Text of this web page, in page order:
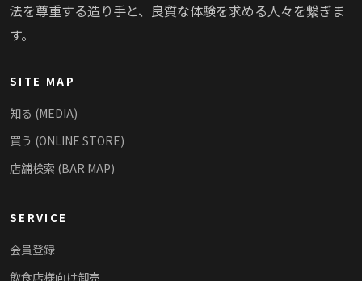
法を尊重する造り手と、良質な体験を求める人々を繋ぎま
す。
SITE MAP
知る (MEDIA)
買う (ONLINE STORE)
店舗検索 (BAR MAP)
SERVICE
会員登録
飲食店様向け卸売